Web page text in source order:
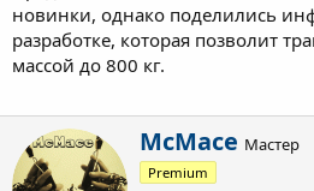
новинки, однако поделились
разработке, которая позволит
массой до 800 кг.
А
в
т
McMace Мастер
Premium